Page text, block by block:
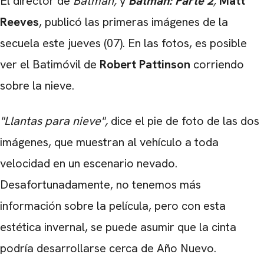
Reeves, publicó las primeras imágenes de la
secuela este jueves (07). En las fotos, es posible
ver el Batimóvil de Robert Pattinson corriendo
sobre la nieve.
"Llantas para nieve", dice el pie de foto de las dos
imágenes, que muestran al vehículo a toda
velocidad en un escenario nevado.
Desafortunadamente, no tenemos más
información sobre la película, pero con esta
estética invernal, se puede asumir que la cinta
podría desarrollarse cerca de Año Nuevo.